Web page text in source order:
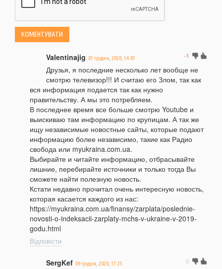
-1
Valentinajig 01 грудня, 2020, 14:01
Друзья, я последние несколько лет вообще не
смотрю телевизор!!! И считаю его Злом, так как
вся информация подается так как нужно
правительству. А мы это потребляем.
В последнее время все больше смотрю Youtube и
выискиваю там информацию по крупицам. А так же
ищу независимые новостные сайты, которые подают
информацию более независимо, такие как Радио
свобода или myukraina.com.ua.
Выбирайте и читайте информацию, отбрасывайте
лишние, перебирайте источники и только тогда Вы
сможете найти полезную новость.
Кстати недавно прочитал очень интересную новость,
которая касается каждого из нас:
https://myukraina.com.ua/finansy/zarplata/poslednie-
novosti-o-indeksacii-zarplaty-mchs-v-ukraine-v-2019-
godu.html
Відповісти
0
SergKef 09 грудня, 2020, 17:25